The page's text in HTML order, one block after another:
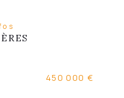
(création de
espaces
450 000 €